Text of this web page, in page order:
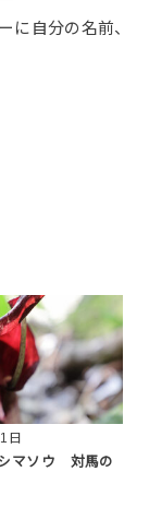
に自分の名前、
日
マソウ 対馬の